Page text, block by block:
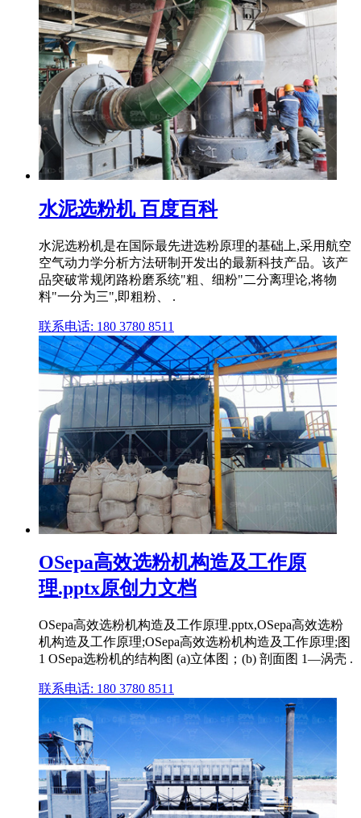
水泥选粉机 百度百科
水泥选粉机是在国际最先进选粉原理的基础上,采用航空
空气动力学分析方法研制开发出的最新科技产品。该产
品突破常规闭路粉磨系统"粗、细粉"二分离理论,将物
料"一分为三",即粗粉、 .
联系电话: 180 3780 8511
OSepa高效选粉机构造及工作原
理.pptx原创力文档
OSepa高效选粉机构造及工作原理.pptx,OSepa高效选粉
机构造及工作原理;OSepa高效选粉机构造及工作原理;图
1 OSepa选粉机的结构图 (a)立体图；(b) 剖面图 1—涡壳 .
联系电话: 180 3780 8511